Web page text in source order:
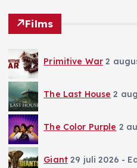
Films
Primitive War 2
The Last House 2
The Color Purple 2
Giant 29 juli 2026 -